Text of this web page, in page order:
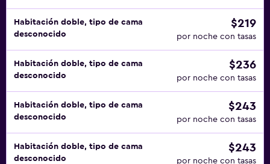
Habitación doble, tipo de cama
desconocido
$219
por noche con tasas
Habitación doble, tipo de cama
desconocido
$236
por noche con tasas
Habitación doble, tipo de cama
desconocido
$243
por noche con tasas
Habitación doble, tipo de cama
desconocido
$243
por noche con tasas